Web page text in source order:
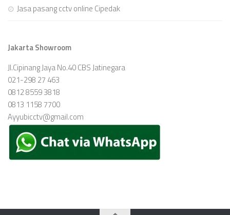
Jasa pasang cctv online Cipedak
Jakarta Showroom
Jl.Cipinang Jaya No.40 CBS Jatinegara
021-298 27 463
0812 8559 3818
0813 1158 7700
Ayyubicctv@gmail.com